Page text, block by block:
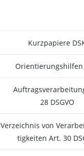
Kurz­pa­pie­re
Ori­en­tie­rungs­hil­fen
28 DSGVO
Ver­zeich­nis von
tig­kei­ten Art. 30